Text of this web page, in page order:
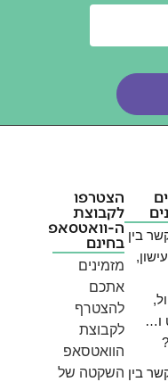
בין
ו…
בין
הצטרפו
לקבוצת
ה-וואטסאפ
בחינם
מזמינים
אתכם
להצטרף
לקבוצת
הוואטסאפ
השקטה של